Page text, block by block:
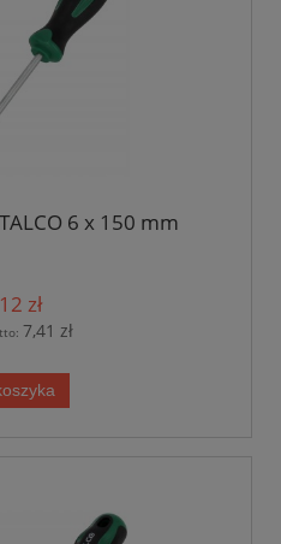
6 x 150 mm
zł
7,41 zł